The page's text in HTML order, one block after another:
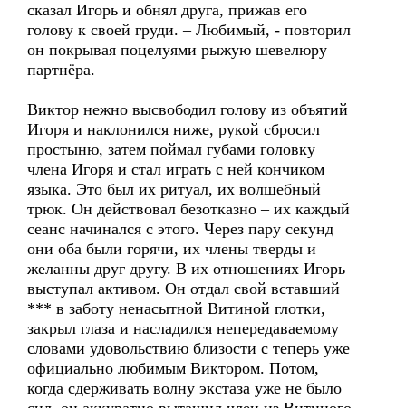
сказал Игорь и обнял друга, прижав его
голову к своей груди. – Любимый, - повторил
он покрывая поцелуями рыжую шевелюру
партнёра.
Виктор нежно высвободил голову из объятий
Игоря и наклонился ниже, рукой сбросил
простыню, затем поймал губами головку
члена Игоря и стал играть с ней кончиком
языка. Это был их ритуал, их волшебный
трюк. Он действовал безотказно – их каждый
сеанс начинался с этого. Через пару секунд
они оба были горячи, их члены тверды и
желанны друг другу. В их отношениях Игорь
выступал активом. Он отдал свой вставший
*** в заботу ненасытной Витиной глотки,
закрыл глаза и насладился непередаваемому
словами удовольствию близости с теперь уже
официально любимым Виктором. Потом,
когда сдерживать волну экстаза уже не было